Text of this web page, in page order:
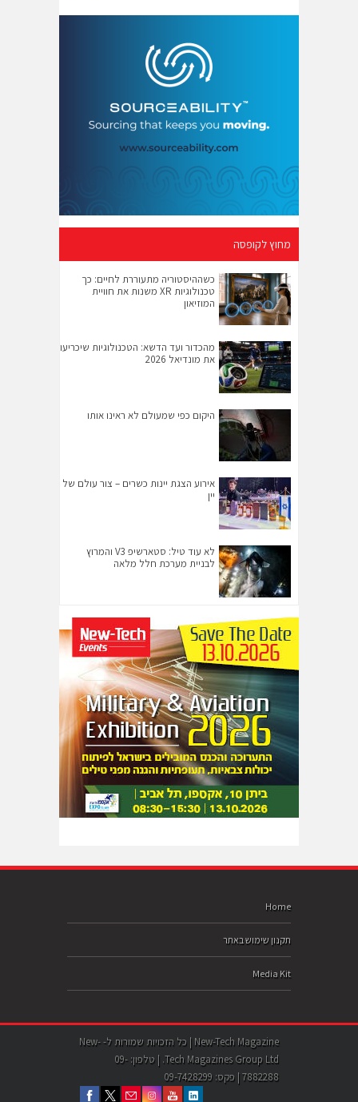
מחוץ לקופסה
כשההיסטוריה מתעוררת לחיים: כך
טכנולוגיות XR משנות את חוויית
המוזיאון
מהכדור ועד הדשא: הטכנולוגיות שיכריעו
את מונדיאל 2026
היקום כפי שמעולם לא ראינו אותו
אירוע הצגת יינות כשרים – צור עולם של
יין
לא עוד טיל: סטארשיפ V3 והמרוץ
לבניית מערכת חלל מלאה
Home
תקנון שימוש באתר
Media Kit
New-Tech Magazine | כל הזכויות שמורות ל- New-
Tech Magazines Group Ltd. | טלפון: 09-
7882288 | פקס: 09-7428299